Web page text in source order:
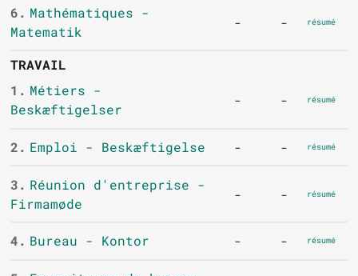
6. Mathématiques -
Matematik
- - résumé
TRAVAIL
1. Métiers -
Beskæftigelser
- - résumé
2. Emploi - Beskæftigelse - - résumé
3. Réunion d'entreprise -
Firmamøde
- - résumé
4. Bureau - Kontor - - résumé